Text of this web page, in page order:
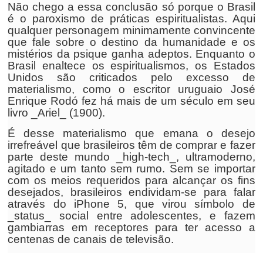
Não chego a essa conclusão só porque o Brasil
é o paroxismo de práticas espiritualistas. Aqui
qualquer personagem minimamente convincente
que fale sobre o destino da humanidade e os
mistérios da psique ganha adeptos. Enquanto o
Brasil enaltece os espiritualismos, os Estados
Unidos são criticados pelo excesso de
materialismo, como o escritor uruguaio José
Enrique Rodó fez há mais de um século em seu
livro _Ariel_ (1900).
É desse materialismo que emana o desejo
irrefreável que brasileiros têm de comprar e fazer
parte deste mundo _high-tech_, ultramoderno,
agitado e um tanto sem rumo. Sem se importar
com os meios requeridos para alcançar os fins
desejados, brasileiros endividam-se para falar
através do iPhone 5, que virou símbolo de
_status_ social entre adolescentes, e fazem
gambiarras em receptores para ter acesso a
centenas de canais de televisão.